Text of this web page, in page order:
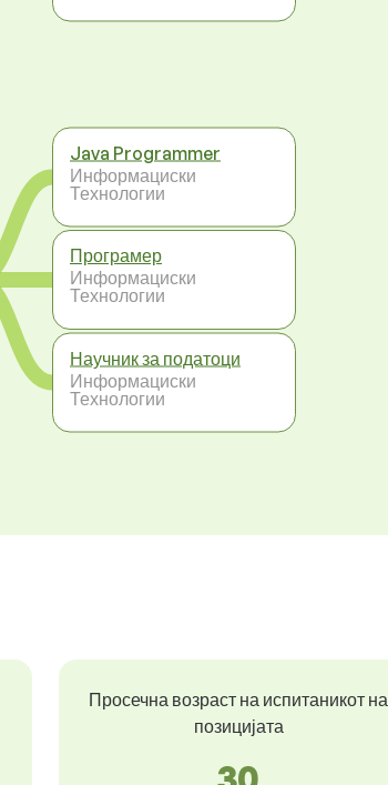
Java Programmer
Информациски
Технологии
Програмер
Информациски
Технологии
Научник за податоци
Информациски
Технологии
Просечна возраст на испитаникот на
позицијата